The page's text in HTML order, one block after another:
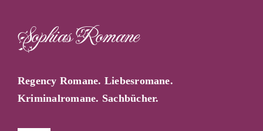
springenSophias Romane
Regency Romane. Liebesromane.
Kriminalromane. Sachbücher.